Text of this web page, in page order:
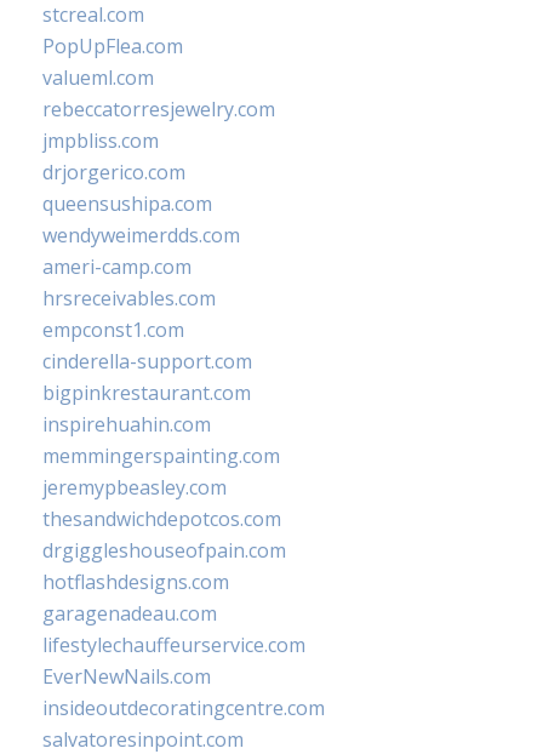
stcreal.com
PopUpFlea.com
valueml.com
rebeccatorresjewelry.com
jmpbliss.com
drjorgerico.com
queensushipa.com
wendyweimerdds.com
ameri-camp.com
hrsreceivables.com
empconst1.com
cinderella-support.com
bigpinkrestaurant.com
inspirehuahin.com
memmingerspainting.com
jeremypbeasley.com
thesandwichdepotcos.com
drgiggleshouseofpain.com
hotflashdesigns.com
garagenadeau.com
lifestylechauffeurservice.com
EverNewNails.com
insideoutdecoratingcentre.com
salvatoresinpoint.com